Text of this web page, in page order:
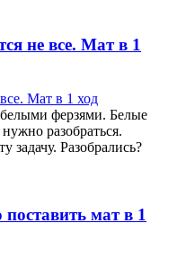
не все. Мат в 1
ферзями. Белые
разобраться.
задачу. Разобрались?
мат в 1